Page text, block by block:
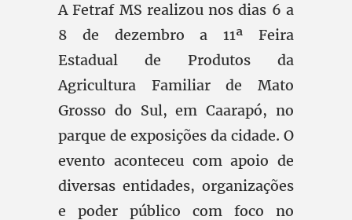
A Fetraf MS realizou nos dias 6 a
8 de dezembro a 11ª Feira
Estadual de Produtos da
Agricultura Familiar de Mato
Grosso do Sul, em Caarapó, no
parque de exposições da cidade. O
evento aconteceu com apoio de
diversas entidades, organizações
e poder público com foco no